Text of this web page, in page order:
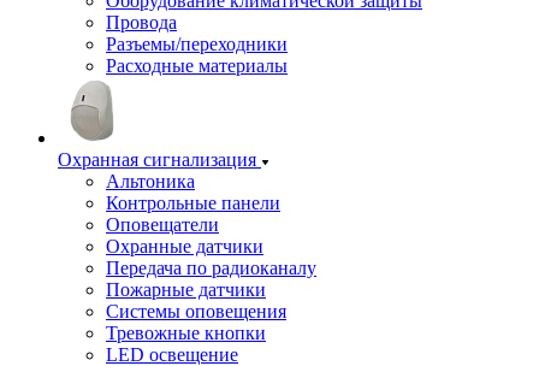
Провода
Разъемы/переходники
Расходные материалы
Охранная сигнализация
Альтоника
Контрольные панели
Оповещатели
Охранные датчики
Передача по радиоканалу
Пожарные датчики
Системы оповещения
Тревожные кнопки
LED освещение